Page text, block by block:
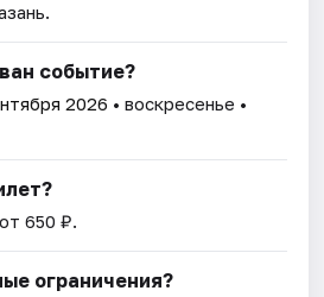
событие?
2026 • воскресенье •
650 ₽.
ограничения?